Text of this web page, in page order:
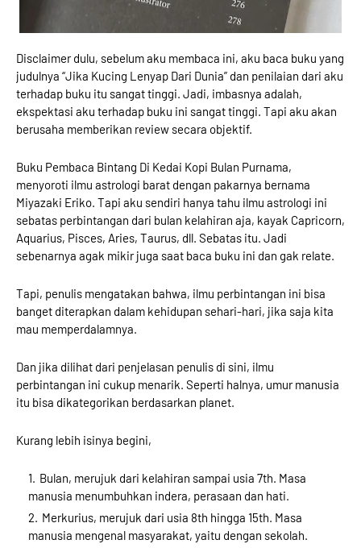
Disclaimer dulu, sebelum aku membaca ini, aku baca buku yang
judulnya “Jika Kucing Lenyap Dari Dunia” dan penilaian dari aku
terhadap buku itu sangat tinggi. Jadi, imbasnya adalah,
ekspektasi aku terhadap buku ini sangat tinggi. Tapi aku akan
berusaha memberikan review secara objektif.
Buku Pembaca Bintang Di Kedai Kopi Bulan Purnama,
menyoroti ilmu astrologi barat dengan pakarnya bernama
Miyazaki Eriko. Tapi aku sendiri hanya tahu ilmu astrologi ini
sebatas perbintangan dari bulan kelahiran aja, kayak Capricorn,
Aquarius, Pisces, Aries, Taurus, dll. Sebatas itu. Jadi
sebenarnya agak mikir juga saat baca buku ini dan gak relate.
Tapi, penulis mengatakan bahwa, ilmu perbintangan ini bisa
banget diterapkan dalam kehidupan sehari-hari, jika saja kita
mau memperdalamnya.
Dan jika dilihat dari penjelasan penulis di sini, ilmu
perbintangan ini cukup menarik. Seperti halnya, umur manusia
itu bisa dikategorikan berdasarkan planet.
Kurang lebih isinya begini,
Bulan, merujuk dari kelahiran sampai usia 7th. Masa
manusia menumbuhkan indera, perasaan dan hati.
Merkurius, merujuk dari usia 8th hingga 15th. Masa
manusia mengenal masyarakat, yaitu dengan sekolah.